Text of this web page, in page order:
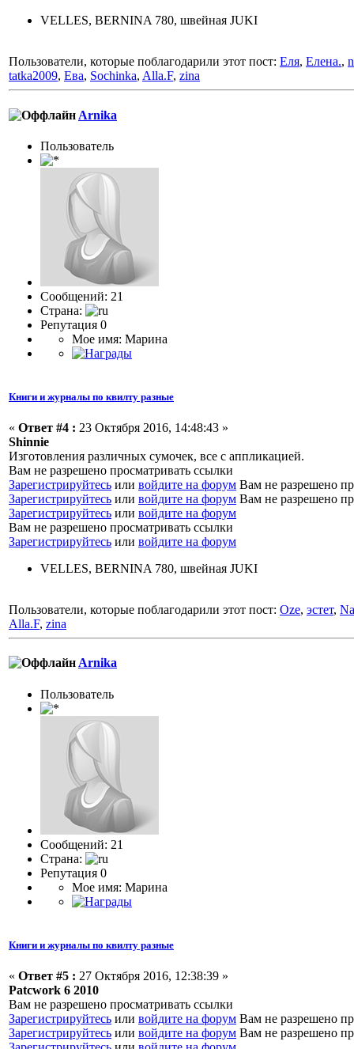
VELLES, BERNINA 780, швейная JUKI
Пользователи, которые поблагодарили этот пост: Еля, Елена.,
tatka2009, Ева, Sochinka, Alla.F, zina
Arnika
Пользоватeль
Сообщений: 21
Страна:
Репутация 0
Мое имя: Марина
Книги и журналы по квилту разные
« Ответ #4 : 23 Октября 2016, 14:48:43 »
Shinnie
Изготовления различных сумочек, все с аппликацией.
Вам не разрешено просматривать ссылки
Зарегистрируйтесь или войдите на форум Вам не разрешено
Зарегистрируйтесь или войдите на форум Вам не разрешено
Зарегистрируйтесь или войдите на форум
Вам не разрешено просматривать ссылки
Зарегистрируйтесь или войдите на форум
VELLES, BERNINA 780, швейная JUKI
Пользователи, которые поблагодарили этот пост: Oze, эстет,
Alla.F, zina
Arnika
Пользоватeль
Сообщений: 21
Страна:
Репутация 0
Мое имя: Марина
Книги и журналы по квилту разные
« Ответ #5 : 27 Октября 2016, 12:38:39 »
Patcwork 6 2010
Вам не разрешено просматривать ссылки
Зарегистрируйтесь или войдите на форум Вам не разрешено
Зарегистрируйтесь или войдите на форум Вам не разрешено